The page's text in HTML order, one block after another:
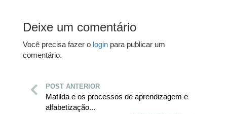
Deixe um comentário
Você precisa fazer o login para publicar um
comentário.
POST ANTERIOR
Matilda e os processos de aprendizagem e
alfabetização...